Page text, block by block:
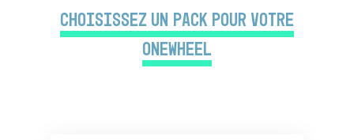
Choisissez un PACK pour votre
Onewheel